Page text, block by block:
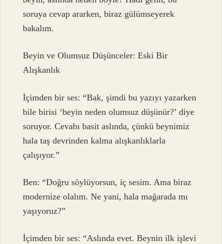
soruya cevap ararken, biraz gülümseyerek
bakalım.
Beyin ve Olumsuz Düşünceler: Eski Bir
Alışkanlık
İçimden bir ses: “Bak, şimdi bu yazıyı yazarken
bile birisi ‘beyin neden olumsuz düşünür?’ diye
soruyor. Cevabı basit aslında, çünkü beynimiz
hala taş devrinden kalma alışkanlıklarla
çalışıyor.”
Ben: “Doğru söylüyorsun, iç sesim. Ama biraz
modernize olalım. Ne yani, hala mağarada mı
yaşıyoruz?”
İçimden bir ses: “Aslında evet. Beynin ilk işlevi